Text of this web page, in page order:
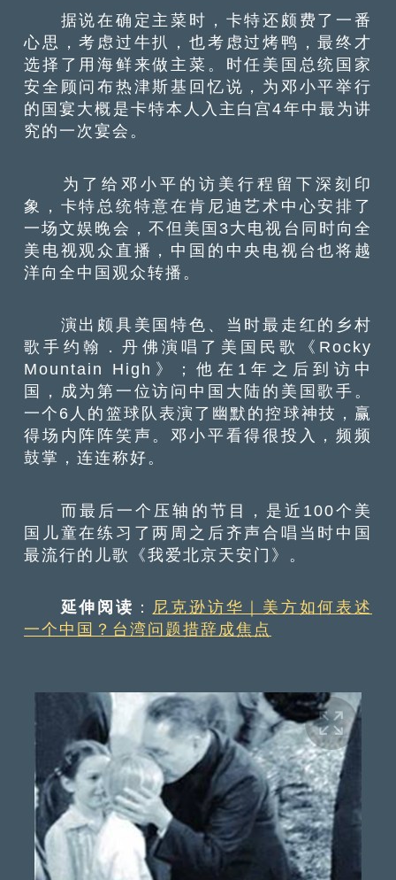
据说在确定主菜时，卡特还颇费了一番
心思，考虑过牛扒，也考虑过烤鸭，最终才
选择了用海鲜来做主菜。时任美国总统国家
安全顾问布热津斯基回忆说，为邓小平举行
的国宴大概是卡特本人入主白宫4年中最为讲
究的一次宴会。
为了给邓小平的访美行程留下深刻印
象，卡特总统特意在肯尼迪艺术中心安排了
一场文娱晚会，不但美国3大电视台同时向全
美电视观众直播，中国的中央电视台也将越
洋向全中国观众转播。
演出颇具美国特色、当时最走红的乡村
歌手约翰．丹佛演唱了美国民歌《Rocky
Mountain High》；他在1年之后到访中
国，成为第一位访问中国大陆的美国歌手。
一个6人的篮球队表演了幽默的控球神技，赢
得场内阵阵笑声。邓小平看得很投入，频频
鼓掌，连连称好。
而最后一个压轴的节目，是近100个美
国儿童在练习了两周之后齐声合唱当时中国
最流行的儿歌《我爱北京天安门》。
延伸阅读 ：
尼克逊访华｜美方如何表述
一个中国？台湾问题措辞成焦点